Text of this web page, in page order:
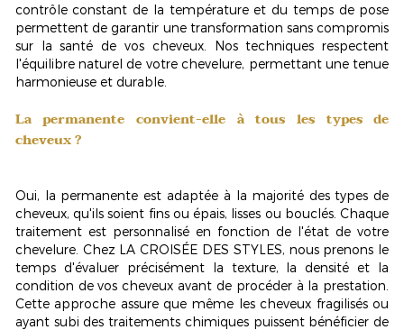
contrôle constant de la température et du temps de pose
permettent de garantir une transformationsans compromis
sur la santé de vos cheveux. Nos techniques respectent
l'équilibre naturel de votre chevelure, permettant une tenue
harmonieuse et durable.
La permanente convient-elle à tous les types de
cheveux ?
Oui, la permanente est adaptée à la majorité des types de
cheveux, qu'ils soient fins ou épais, lisses ou bouclés. Chaque
traitement est personnalisé en fonction de l'état de votre
chevelure. Chez LA CROISÉE DES STYLES, nous prenons le
temps d'évaluer précisément la texture, la densité et la
condition de vos cheveux avant de procéder à la prestation.
Cette approche assure que même les cheveux fragilisés ou
ayant subi des traitements chimiques puissent bénéficier de